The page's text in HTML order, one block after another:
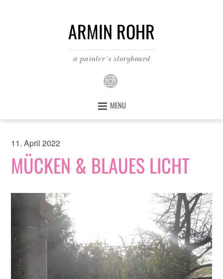
ARMIN ROHR
a painter´s storyboard
MENU
11. April 2022
MÜCKEN & BLAUES LICHT